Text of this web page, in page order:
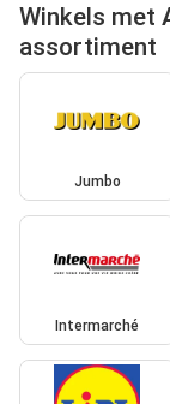
Winkels met
assortiment
Jumbo
Intermarché